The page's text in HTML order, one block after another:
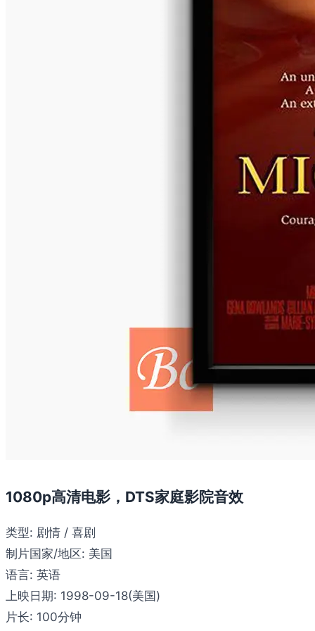
1080p高清电影，DTS家庭影院音效
类型: 剧情 / 喜剧
制片国家/地区: 美国
语言: 英语
上映日期: 1998-09-18(美国)
片长: 100分钟